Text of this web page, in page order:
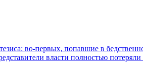
во-первых, попавшие в
власти полностью